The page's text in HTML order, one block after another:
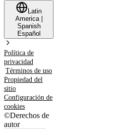
Latin
America|
Spanish
Español
Política de
privacidad
Términos de uso
Propiedad del
sitio
Configuración de
cookies
©Derechos de
autor